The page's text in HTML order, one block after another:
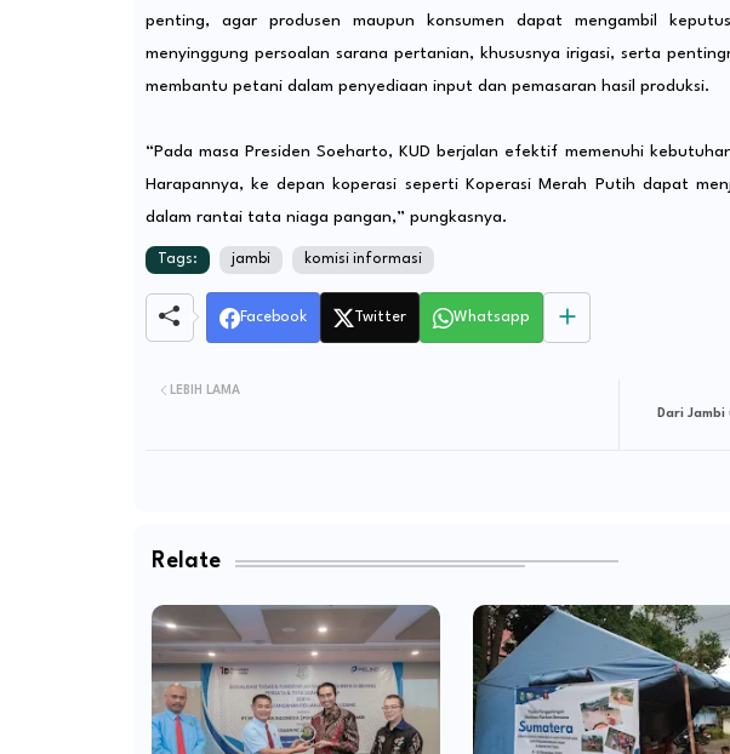
penting, agar produsen maupun konsumen dapat mengambil
menyinggung persoalan sarana pertanian, khususnya irigasi, serta
membantu petani dalam penyediaan input dan pemasaran hasil produksi.
“Pada masa Presiden Soeharto, KUD berjalan efektif memenuhi
Harapannya, ke depan koperasi seperti Koperasi Merah Putih dapat
dalam rantai tata niaga pangan,” pungkasnya.
Tags: jambi komisi informasi
Facebook Twitter Whatsapp
Dari
LEBIH LAMA
Relate